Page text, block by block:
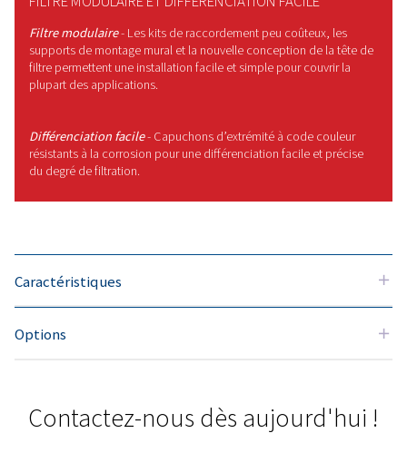
Technologie de média leader sur le marché
technologie de média à plis profonds pour tous les
combinée à une couche anti-entraînement conçue sur
pour une coalescence exceptionnelle de l'huile.
Conception robuste et protection contre la
Revêtement électrophorétique durable et résistant à
les surfaces internes et externes.
Pourquoi choisir nos filtres